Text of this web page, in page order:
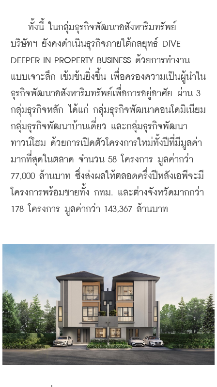
ทั้งนี้ ในกลุ่มธุรกิจพัฒนาอสังหาริมทรัพย์
บริษัทฯ ยังคงดำเนินธุรกิจภายใต้กลยุทธ์ DIVE
DEEPER IN PROPERTY BUSINESS ด้วยการทำงาน
แบบเจาะลึก เข้มข้นยิ่งขึ้น เพื่อครองความเป็นผู้นำใน
ธุรกิจพัฒนาอสังหาริมทรัพย์เพื่อการอยู่อาศัย ผ่าน 3
กลุ่มธุรกิจหลัก ได้แก่ กลุ่มธุรกิจพัฒนาคอนโดมิเนียม
กลุ่มธุรกิจพัฒนาบ้านเดี่ยว และกลุ่มธุรกิจพัฒนา
ทาวน์โฮม ด้วยการเปิดตัวโครงการใหม่ทั้งปีที่มีมูลค่า
มากที่สุดในตลาด จำนวน 58 โครงการ มูลค่ากว่า
77,000 ล้านบาท ซึ่งส่งผลให้ตลอดครึ่งปีหลังเอพีจะมี
โครงการพร้อมขายทั้ง กทม. และต่างจังหวัดมากกว่า
178 โครงการ มูลค่ากว่า 143,367 ล้านบาท